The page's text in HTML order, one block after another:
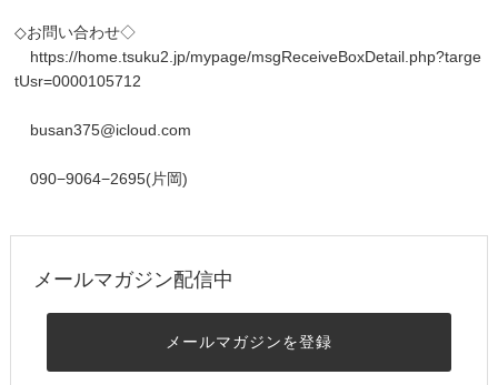
◇お問い合わせ◇
https://home.tsuku2.jp/mypage/msgReceiveBoxDetail.php?targe
tUsr=0000105712
busan375@icloud.com
090−9064−2695(片岡)
メールマガジン配信中
メールマガジンを登録